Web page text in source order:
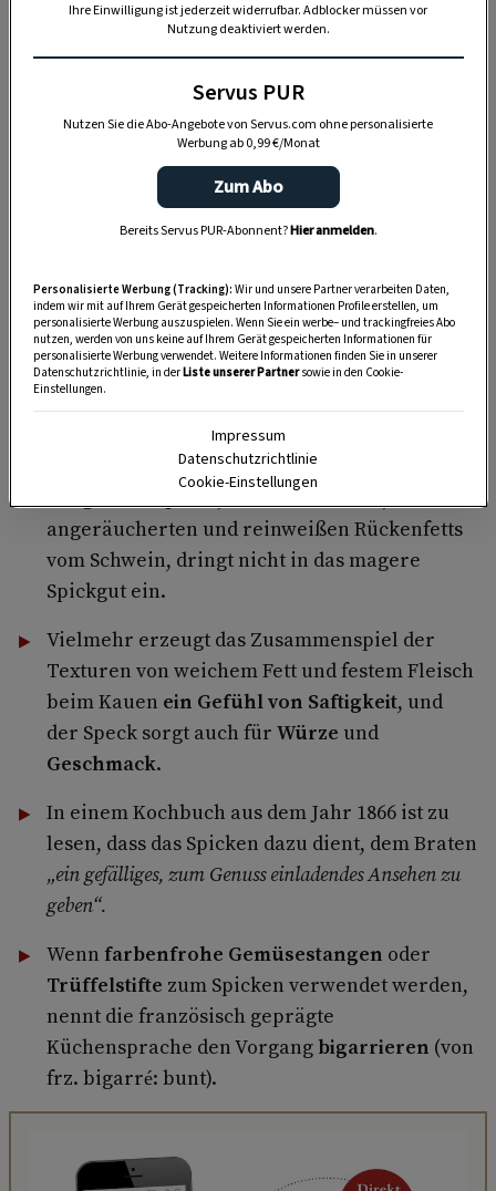
HAUPTSPEISE
Mit Wurzelgemüse gespickte
Hirschnuss mit Haselnuss-
Schupfnudeln
Was Spicken bringt
Vom Spicken mit Speck wird gesagt, dass es
mageres Fleisch (etwa Rinderbraten, kurzes
Karree vom Schwein, Herz oder Wild)
macht. Das stimmt nur bedingt, denn das Fett
des grünen Specks, also des frischen,
angeräucherten und reinweißen Rückenfetts
vom Schwein, dringt nicht in das magere
Spickgut ein.
Vielmehr erzeugt das Zusammenspiel der
Texturen von weichem Fett und festem Fleisch
beim Kauen ein Gefühl von Saftigkeit, und
der Speck sorgt auch für Würze und
Geschmack.
In einem Kochbuch aus dem Jahr 1866 ist zu
lesen, dass das Spicken dazu dient, dem Braten
„ein gefälliges, zum Genuss einladendes Ansehen zu
geben“.
Wenn farbenfrohe Gemüsestangen oder
Trüffelstifte zum Spicken verwendet werden,
nennt die französisch geprägte
Küchensprache den Vorgang bigarrieren (von
frz. bigarré: bunt).
Ihre Einwilligung ist jederzeit widerrufbar. Adblocker müssen vor
Nutzung deaktiviert werden.
Servus PUR
Nutzen Sie die Abo-Angebote von Servus.com ohne personalisierte
Werbung ab 0,99 €/Monat
Zum Abo
Bereits Servus PUR-Abonnent?Hier anmelden.
Personalisierte Werbung (Tracking): Wir und unsere Partner verarbeiten Daten,
indem wir mit auf Ihrem Gerät gespeicherten Informationen Profile erstellen, um
personalisierte Werbung auszuspielen. Wenn Sie ein werbe– und trackingfreies Abo
nutzen, werden von uns keine auf Ihrem Gerät gespeicherten Informationen für
personalisierte Werbung verwendet. Weitere Informationen finden Sie in unserer
Datenschutzrichtlinie, in derListe unserer Partnersowie in den Cookie-
Einstellungen.
Impressum
Datenschutzrichtlinie
Cookie-Einstellungen